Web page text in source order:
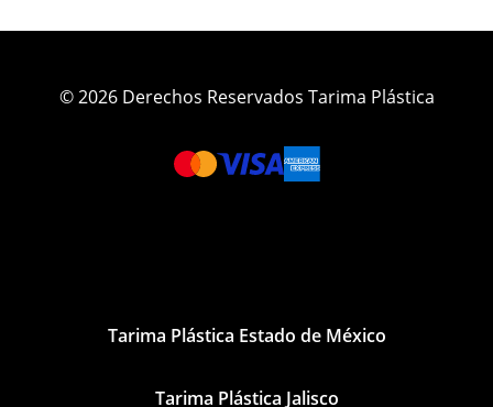
© 2026 Derechos Reservados Tarima Plástica
Tarima Plástica Estado de México
Tarima Plástica Jalisco